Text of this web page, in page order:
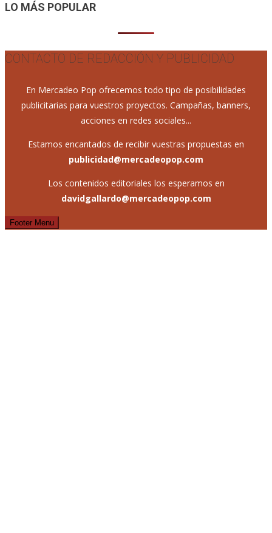
LO MÁS POPULAR
CONTACTO DE REDACCIÓN Y PUBLICIDAD
En Mercadeo Pop ofrecemos todo tipo de posibilidades
publicitarias para vuestros proyectos. Campañas, banners,
acciones en redes sociales...
Estamos encantados de recibir vuestras propuestas en
publicidad@mercadeopop.com
Los contenidos editoriales los esperamos en
davidgallardo@mercadeopop.com
Footer Menu